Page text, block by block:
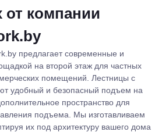
компании
предлагает современные и
на второй этаж для частных
помещений. Лестницы с
удобный и безопасный подъем на
пространство для
подъема. Мы изготавливаем
их под архитектуру вашего дома